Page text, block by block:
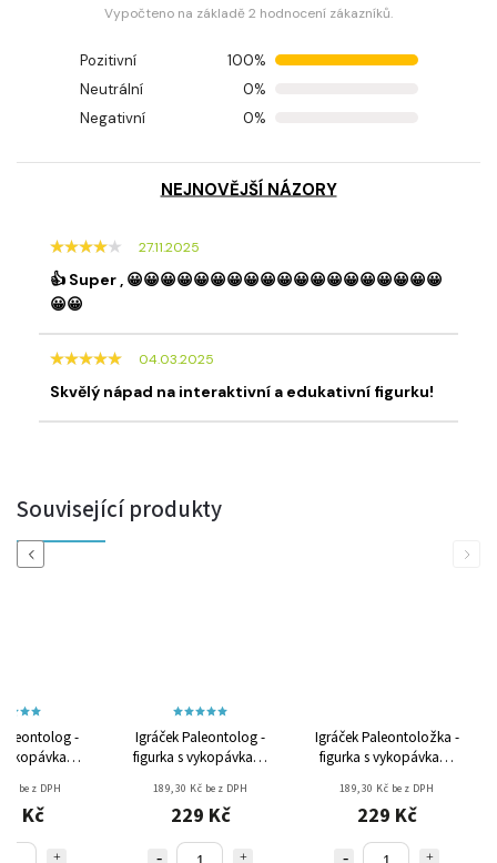
Vypočteno na základě 2 hodnocení zákazníků.
Pozitivní
100%
Neutrální
0%
Negativní
0%
NEJNOVĚJŠÍ NÁZORY
27.11.2025
👍 Super , 😀😀😀😀😀😀😀😀😀😀😀😀😀😀😀😀😀😀😀
😀😀
04.03.2025
Skvělý nápad na interaktivní a edukativní figurku!
Související produkty
Previous
-
bez DPH
Kč
Igráček Paleontolog -
figurka s vykopávkami
a Stegosaura
189,30 Kč bez DPH
229 Kč
Igráček Paleontoložka -
figurka s vykopávkami
Parasaurolopha a
Diplodoca
189,30 Kč bez DPH
229 Kč
Next